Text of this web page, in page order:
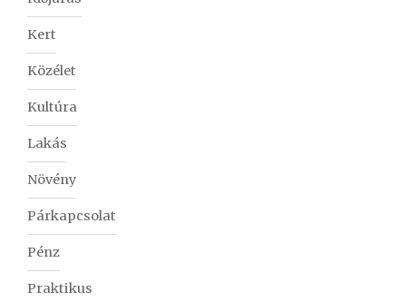
Kert
Közélet
Kultúra
Lakás
Növény
Párkapcsolat
Pénz
Praktikus